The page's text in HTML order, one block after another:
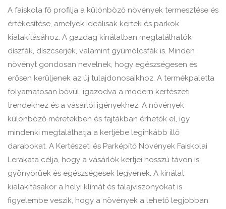
A faiskola fő profilja a különböző növények termesztése és
értékesítése, amelyek ideálisak kertek és parkok
kialakításához. A gazdag kínálatban megtalálhatók
díszfák, díszcserjék, valamint gyümölcsfák is. Minden
növényt gondosan nevelnek, hogy egészségesen és
erősen kerüljenek az új tulajdonosaikhoz. A termékpaletta
folyamatosan bővül, igazodva a modern kertészeti
trendekhez és a vásárlói igényekhez. A növények
különböző méretekben és fajtákban érhetők el, így
mindenki megtalálhatja a kertjébe leginkább illő
darabokat. A Kertészeti és Parképítő Növények Faiskolai
Lerakata célja, hogy a vásárlók kertjei hosszú távon is
gyönyörűek és egészségesek legyenek. A kínálat
kialakításakor a helyi klímát és talajviszonyokat is
figyelembe veszik, hogy a növények a lehető legjobban